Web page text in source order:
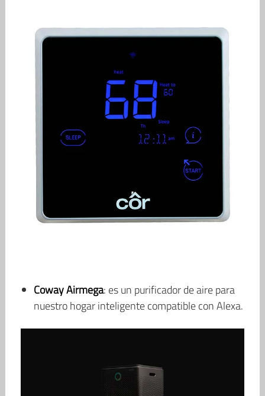
Coway Airmega: es un purificador de aire para
nuestro hogar inteligente compatible con Alexa.